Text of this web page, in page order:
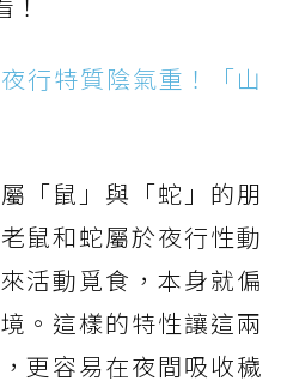
行特質陰氣重！「山
「鼠」與「蛇」的朋
鼠和蛇屬於夜行性動
活動覓食，本身就偏
。這樣的特性讓這兩
更容易在夜間吸收穢